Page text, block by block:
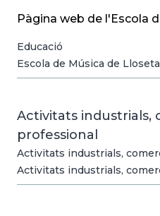
Pàgina web de l'Escola
Educació
Escola de Música de Lloseta
Activitats industrials,
professional
Activitats industrials,
Activitats industrials,